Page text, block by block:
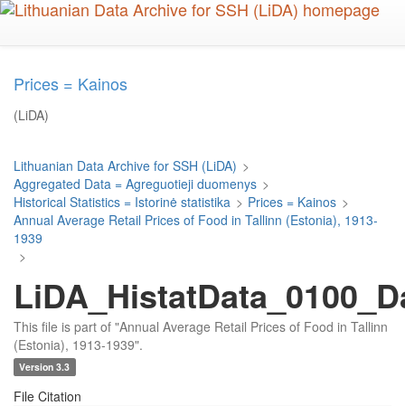
Skip
Prices = Kainos
(LiDA)
Lithuanian Data Archive for SSH (LiDA) >
Aggregated Data = Agreguotieji duomenys >
Historical Statistics = Istorinė statistika > Prices = Kainos >
Annual Average Retail Prices of Food in Tallinn (Estonia), 1913-
1939
>
This file is part of "Annual Average Retail Prices of Food in Tallinn
(Estonia), 1913-1939".
Version 3.3
File Citation